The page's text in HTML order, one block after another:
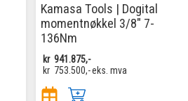
Kamasa Tools | Dogital
momentnøkkel 3/8" 7-
136Nm
kr 941.875,-
kr 753.500,-eks. mva